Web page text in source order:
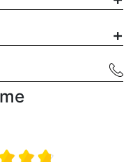
4.8 z 5